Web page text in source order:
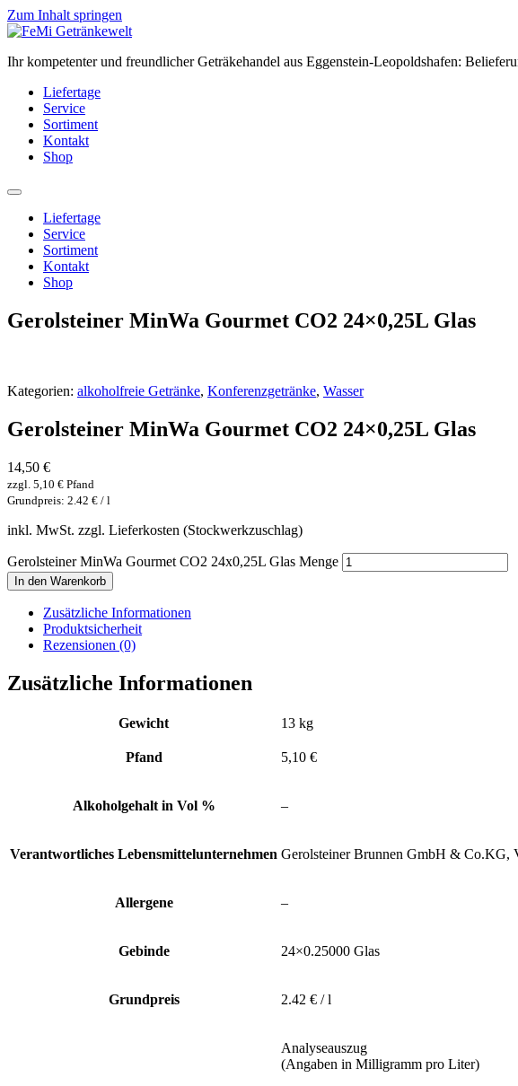
Zum Inhalt springen
Ihr kompetenter und freundlicher Geträkehandel aus Eggenstein-Leopoldshafen:
Liefertage
Service
Sortiment
Kontakt
Shop
Liefertage
Service
Sortiment
Kontakt
Shop
Gerolsteiner MinWa Gourmet CO2 24×0,25L Glas
Kategorien: alkoholfreie Getränke, Konferenzgetränke, Wasser
Gerolsteiner MinWa Gourmet CO2 24×0,25L Glas
14,50 €
zzgl. 5,10 € Pfand
Grundpreis: 2.42 € / l
inkl. MwSt. zzgl. Lieferkosten (Stockwerkzuschlag)
Gerolsteiner MinWa Gourmet CO2 24x0,25L Glas Menge
In den Warenkorb
Zusätzliche Informationen
Produktsicherheit
Rezensionen (0)
Zusätzliche Informationen
Gewicht 13 kg
Pfand 5,10 €
Alkoholgehalt in Vol % –
Verantwortliches Lebensmittelunternehmen Gerolsteiner Brunnen GmbH & Co.KG,
Allergene –
Gebinde 24×0.25000 Glas
Grundpreis 2.42 € / l
Analyseauszug
(Angaben in Milligramm pro Liter)